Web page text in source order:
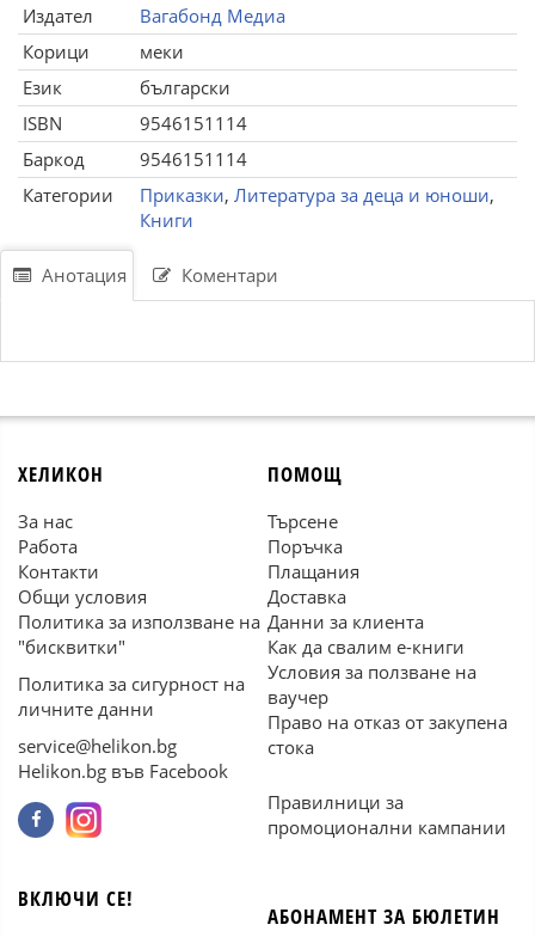
Издател
Вагабонд Медиа
Корици
меки
Език
български
ISBN
9546151114
Баркод
9546151114
Категории
Приказки, Литература за деца и юноши,
Книги
Анотация Коментари
ХЕЛИКОН
За нас
Работа
Контакти
Общи условия
Политика за използване на
"бисквитки"
Политика за сигурност на
личните данни
service@helikon.bg
Helikon.bg във Facebook
ПОМОЩ
Търсене
Поръчка
Плащания
Доставка
Данни за клиента
Как да свалим е-книги
Условия за ползване на
ваучер
Право на отказ от закупена
стока
Правилници за
промоционални кампании
ВКЛЮЧИ СЕ!
АБОНАМЕНТ ЗА БЮЛЕТИН